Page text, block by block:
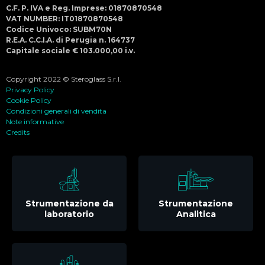
C.F. P. IVA e Reg. Imprese: 01870870548
VAT NUMBER: IT01870870548
Codice Univoco: SUBM70N
R.E.A. C.C.I.A. di Perugia n. 164737
Capitale sociale € 103.000,00 i.v.
Copyright 2022 © Steroglass S.r.l.
Privacy Policy
Cookie Policy
Condizioni generali di vendita
Note informative
Credits
Strumentazione da
laboratorio
Strumentazione
Analitica